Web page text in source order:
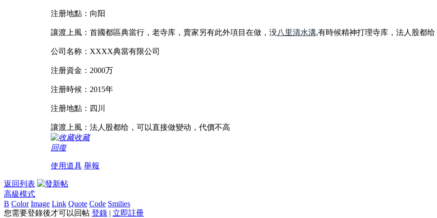
注册地點：向阳
讓渡上風：首國都區典當行，老寺库，賣家另有此外項目在做，没八里清水溝,有時候精神打理寺库，法人股都
公司名称：XXXX典當有限公司
注册資金：2000万
注册時候：2015年
注册地點：四川
讓渡上風：法人股都给，可以直接做變动，代價不高
收藏
回復
使用道具 舉報
返回列表
高級模式
B Color Image Link Quote Code Smilies
您需要登錄後才可以回帖 登錄 | 立即註冊